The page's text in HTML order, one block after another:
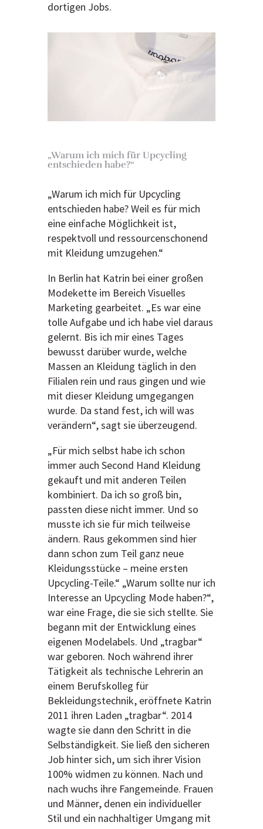
dortigen Jobs.
„Warum ich mich für Upcycling
entschieden habe?“
„Warum ich mich für Upcycling
entschieden habe? Weil es für mich
eine einfache Möglichkeit ist,
respektvoll und ressourcenschonend
mit Kleidung umzugehen.“
In Berlin hat Katrin bei einer großen
Modekette im Bereich Visuelles
Marketing gearbeitet. „Es war eine
tolle Aufgabe und ich habe viel daraus
gelernt. Bis ich mir eines Tages
bewusst darüber wurde, welche
Massen an Kleidung täglich in den
Filialen rein und raus gingen und wie
mit dieser Kleidung umgegangen
wurde. Da stand fest, ich will was
verändern“, sagt sie überzeugend.
„Für mich selbst habe ich schon
immer auch Second Hand Kleidung
gekauft und mit anderen Teilen
kombiniert. Da ich so groß bin,
passten diese nicht immer. Und so
musste ich sie für mich teilweise
ändern. Raus gekommen sind hier
dann schon zum Teil ganz neue
Kleidungsstücke – meine ersten
Upcycling-Teile.“ „Warum sollte nur ich
Interesse an Upcycling Mode haben?“,
war eine Frage, die sie sich stellte. Sie
begann mit der Entwicklung eines
eigenen Modelabels. Und „tragbar“
war geboren. Noch während ihrer
Tätigkeit als technische Lehrerin an
einem Berufskolleg für
Bekleidungstechnik, eröffnete Katrin
2011 ihren Laden „tragbar“. 2014
wagte sie dann den Schritt in die
Selbständigkeit. Sie ließ den sicheren
Job hinter sich, um sich ihrer Vision
100% widmen zu können. Nach und
nach wuchs ihre Fangemeinde. Frauen
und Männer, denen ein individueller
Stil und ein nachhaltiger Umgang mit